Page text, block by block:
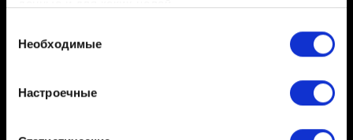
Если вы разрешите, мы также хотели бы:
географическом местоположении с возможной
точностью до нескольких метров
согласия
Необходимые
Настроечные